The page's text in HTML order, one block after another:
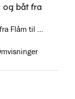
og båt fra
Flåm til …